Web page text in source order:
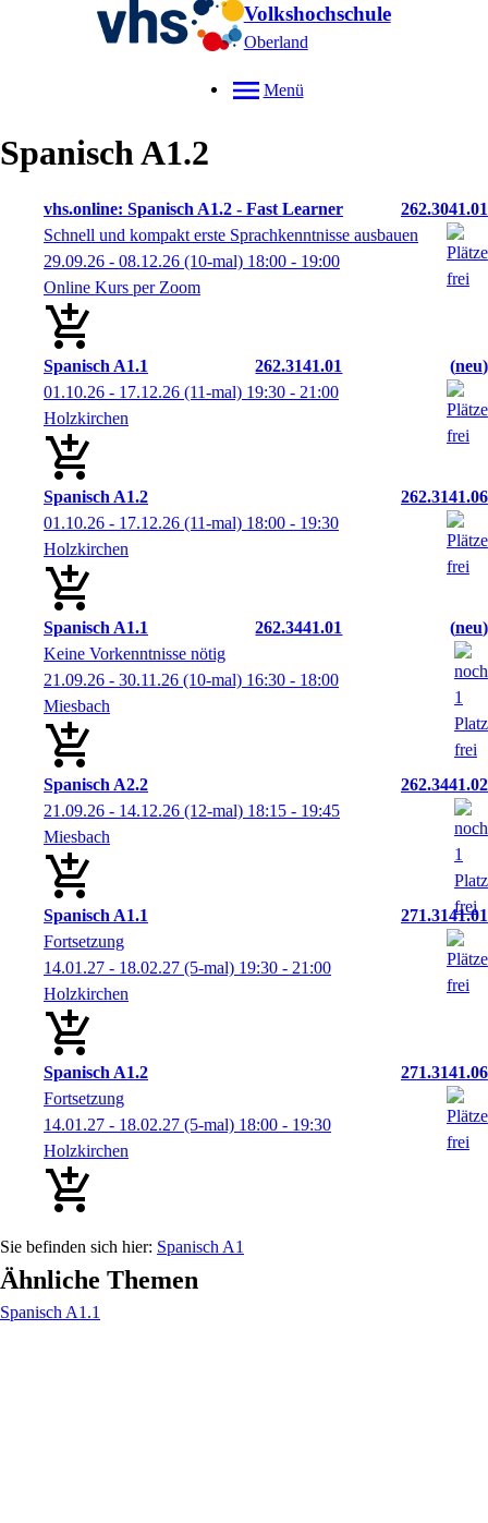
Volkshochschule
Oberland
Menü
Spanisch A1.2
vhs.online: Spanisch A1.2 - Fast Learner
262.3041.01
Schnell und kompakt erste Sprachkenntnisse ausbauen
29.09.26 - 08.12.26 (10-mal) 18:00 - 19:00
Online Kurs per Zoom
Spanisch A1.1 262.3141.01
neu
01.10.26 - 17.12.26 (11-mal) 19:30 - 21:00
Holzkirchen
Spanisch A1.2
262.3141.06
01.10.26 - 17.12.26 (11-mal) 18:00 - 19:30
Holzkirchen
Spanisch A1.1 262.3441.01
neu
Keine Vorkenntnisse nötig
21.09.26 - 30.11.26 (10-mal) 16:30 - 18:00
Miesbach
Spanisch A2.2
262.3441.02
21.09.26 - 14.12.26 (12-mal) 18:15 - 19:45
Miesbach
Spanisch A1.1
271.3141.01
Fortsetzung
14.01.27 - 18.02.27 (5-mal) 19:30 - 21:00
Holzkirchen
Spanisch A1.2
271.3141.06
Fortsetzung
14.01.27 - 18.02.27 (5-mal) 18:00 - 19:30
Holzkirchen
Spanisch A1
Ähnliche Themen
Spanisch A1.1